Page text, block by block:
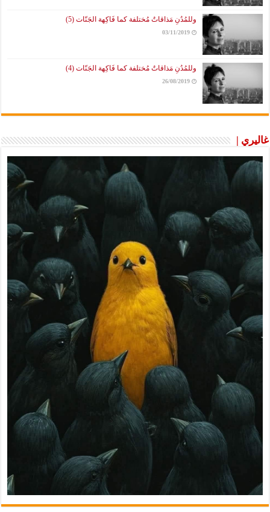
وللمُدُنِ مَذاقاتٌ مُختلفة كما فَاكِهة الجَنّات (5)
03/11/2019
وللمُدُنِ مَذاقاتٌ مُختلفة كما فَاكِهة الجَنّات (4)
26/08/2019
غاليري |